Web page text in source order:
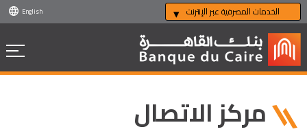
English الخدمات المصرفية عبر الإنترنت
مركز الاتصال